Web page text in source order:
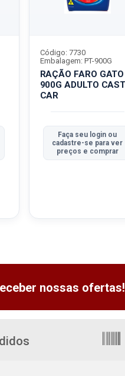
RAÇÃO FARO GATO
900G ADULTO CAST
CAR
Código: 7730
Embalagem: PT-900G
Faça seu login ou
cadastre-se para ver
preços e comprar
nossas ofertas!